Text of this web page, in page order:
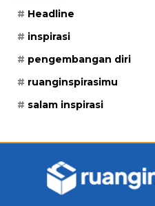
Headline
inspirasi
pengembangan diri
ruanginspirasimu
salam inspirasi